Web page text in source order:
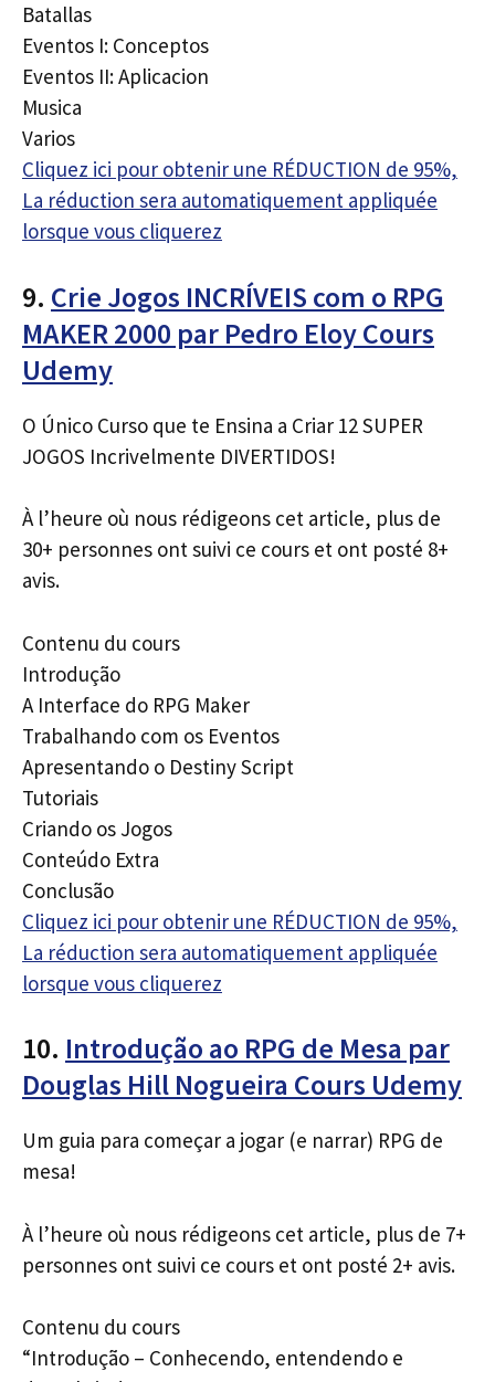
Batallas
Eventos I: Conceptos
Eventos II: Aplicacion
Musica
Varios
Cliquez ici pour obtenir une RÉDUCTION de 95%,
La réduction sera automatiquement appliquée
lorsque vous cliquerez
9. Crie Jogos INCRÍVEIS com o RPG
MAKER 2000 par Pedro Eloy Cours
Udemy
O Único Curso que te Ensina a Criar 12 SUPER
JOGOS Incrivelmente DIVERTIDOS!
À l’heure où nous rédigeons cet article, plus de
30+ personnes ont suivi ce cours et ont posté 8+
avis.
Contenu du cours
Introdução
A Interface do RPG Maker
Trabalhando com os Eventos
Apresentando o Destiny Script
Tutoriais
Criando os Jogos
Conteúdo Extra
Conclusão
Cliquez ici pour obtenir une RÉDUCTION de 95%,
La réduction sera automatiquement appliquée
lorsque vous cliquerez
10. Introdução ao RPG de Mesa par
Douglas Hill Nogueira Cours Udemy
Um guia para começar a jogar (e narrar) RPG de
mesa!
À l’heure où nous rédigeons cet article, plus de 7+
personnes ont suivi ce cours et ont posté 2+ avis.
Contenu du cours
“Introdução – Conhecendo, entendendo e